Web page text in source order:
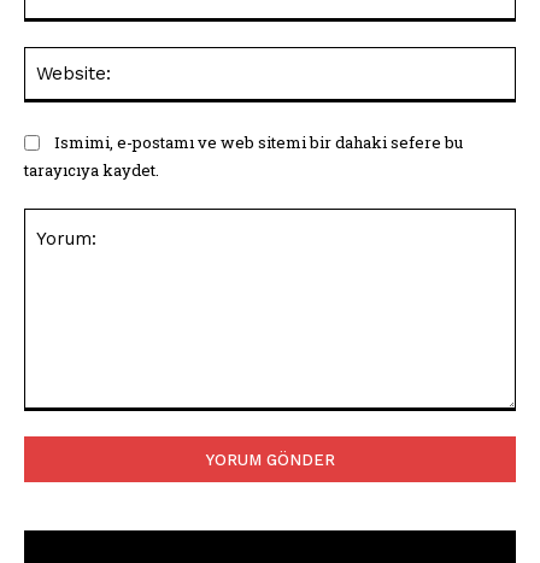
Ismimi, e-postamı ve web sitemi bir dahaki sefere bu
tarayıcıya kaydet.